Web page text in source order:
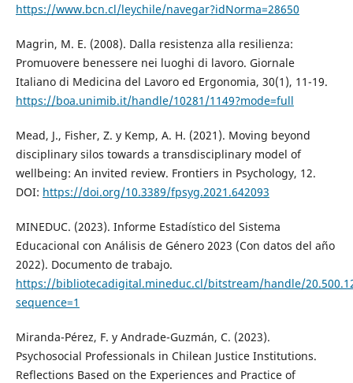
https://www.bcn.cl/leychile/navegar?idNorma=28650
Magrin, M. E. (2008). Dalla resistenza alla resilienza:
Promuovere benessere nei luoghi di lavoro. Giornale
Italiano di Medicina del Lavoro ed Ergonomia, 30(1), 11-19.
https://boa.unimib.it/handle/10281/1149?mode=full
Mead, J., Fisher, Z. y Kemp, A. H. (2021). Moving beyond
disciplinary silos towards a transdisciplinary model of
wellbeing: An invited review. Frontiers in Psychology, 12.
DOI: https://doi.org/10.3389/fpsyg.2021.642093
MINEDUC. (2023). Informe Estadístico del Sistema
Educacional con Análisis de Género 2023 (Con datos del año
2022). Documento de trabajo.
https://bibliotecadigital.mineduc.cl/bitstream/handle/
sequence=1
Miranda-Pérez, F. y Andrade-Guzmán, C. (2023).
Psychosocial Professionals in Chilean Justice Institutions.
Reflections Based on the Experiences and Practice of